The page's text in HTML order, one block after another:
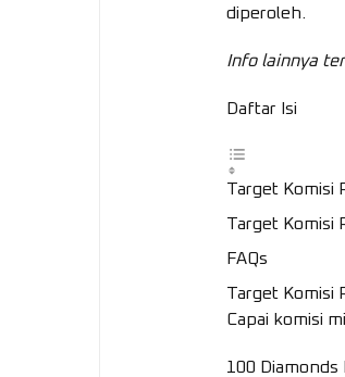
diperoleh.
Info lainnya
Daftar Isi
Target Komisi
Target Komisi
FAQs
Target Komisi
Capai komisi
100 Diamonds